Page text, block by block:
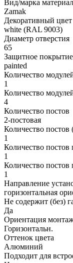
Вид/марка
Zamak
Декоративный цвет
white (RAL 9003)
Диаметр отверстия
65
Защитное
painted
Количество
1
Количество
4
Количество постов
2-постовая
Количество постов
1
Количество постов
1
Количество постов
1
Направление
горизонтальная
Не содержит (без)
Да
Ориентация
Горизонтальн.
Оттенок цвета
Алюминий
Подходит для